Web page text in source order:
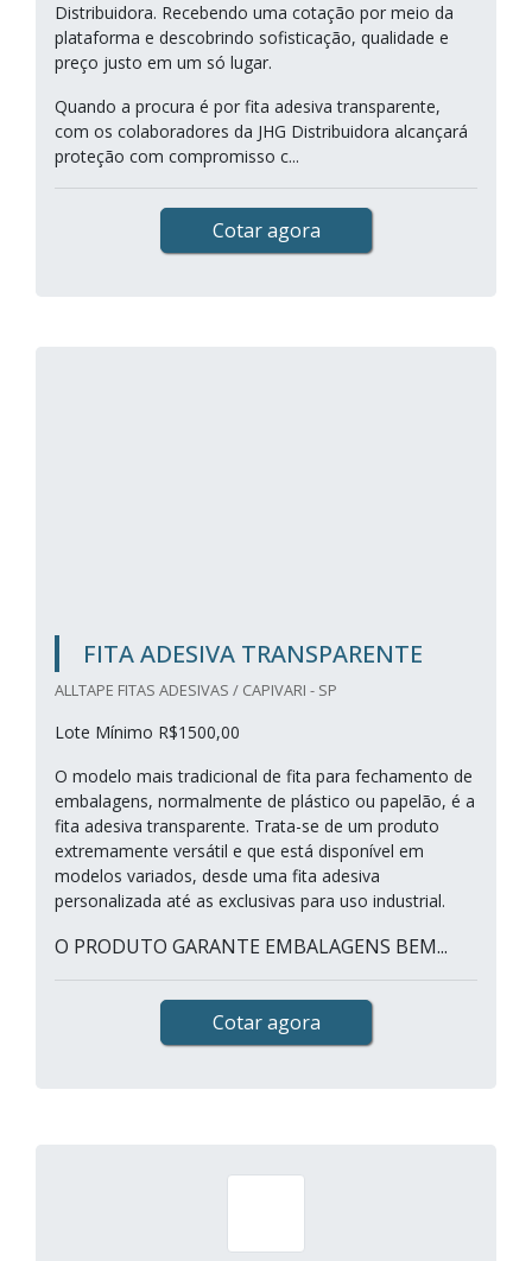
Distribuidora. Recebendo uma cotação por meio da
plataforma e descobrindo sofisticação, qualidade e
preço justo em um só lugar.
Quando a procura é por fita adesiva transparente,
com os colaboradores da JHG Distribuidora alcançará
proteção com compromisso c...
Cotar agora
FITA ADESIVA TRANSPARENTE
ALLTAPE FITAS ADESIVAS / CAPIVARI - SP
Lote Mínimo R$1500,00
O modelo mais tradicional de fita para fechamento de
embalagens, normalmente de plástico ou papelão, é a
fita adesiva transparente. Trata-se de um produto
extremamente versátil e que está disponível em
modelos variados, desde uma fita adesiva
personalizada até as exclusivas para uso industrial.
O PRODUTO GARANTE EMBALAGENS BEM...
Cotar agora